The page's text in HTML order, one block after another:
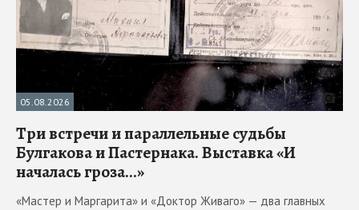
05.08.2026
Три встречи и параллельные судьбы
Булгакова и Пастернака. Выставка «И
началась гроза...»
«Мастер и Маргарита» и «Доктор Живаго» — два главных